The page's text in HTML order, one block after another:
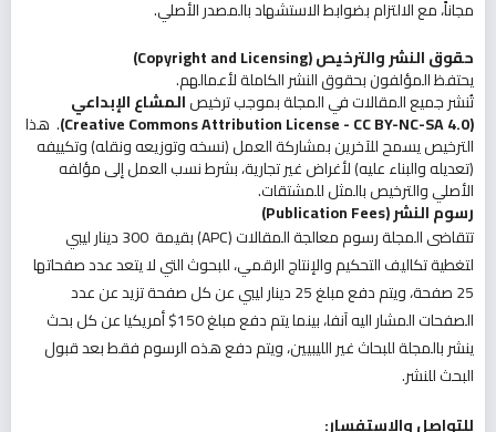
مجاناً، مع الالتزام بضوابط الاستشهاد بالمصدر الأصلي.
حقوق النشر والترخيص(Copyright and Licensing)
يحتفظ المؤلفون بحقوق النشر الكاملة لأعمالهم.
تُنشر جميع المقالات في المجلة بموجب ترخيصالمشاع الإبداعي
(Creative Commons Attribution License - CC BY-NC-SA 4.0) . هذا
الترخيص يسمح للآخرين بمشاركة العمل (نسخه وتوزيعه ونقله) وتكييفه
(تعديله والبناء عليه) لأغراض غير تجارية، بشرط نسب العمل إلى مؤلفه
الأصلي والترخيص بالمثل للمشتقات.
رسوم النشر(Publication Fees)
تتقاضى المجلة رسوم معالجة المقالات (APC) بقيمة 300 دينار ليبي
لتغطية تكاليف التحكيم والإنتاج الرقمي، للبحوث التي لا يتعد عدد صفحاتها
25 صفحة، ويتم دفع مبلغ 25 دينار ليبي عن كل صفحة تزيد عن عدد
الصفحات المشار اليه آنفا، بينما يتم دفع مبلغ 150$ أمريكيا عن كل بحث
ينشر بالمجلة للبحاث غير الليبيين، ويتم دفع هذه الرسوم فقط بعد قبول
البحث للنشر.
للتواصل والاستفسار: